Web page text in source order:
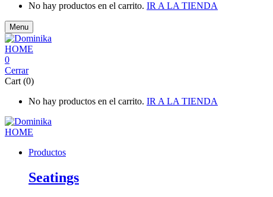
No hay productos en el carrito. IR A LA TIENDA
Menu
0
Cerrar
Cart (0)
No hay productos en el carrito. IR A LA TIENDA
Productos
Seatings